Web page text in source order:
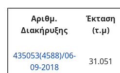
Αριθμ.
Διακήρυξης
Έκταση
(τ.μ)
435053(4588)/06-
09-2018
31.051